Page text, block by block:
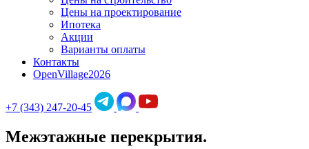
Цены на проектирование
Ипотека
Акции
Варианты оплаты
Контакты
OpenVillage2026
+7 (343) 247-20-45
Межэтажные перекрытия.